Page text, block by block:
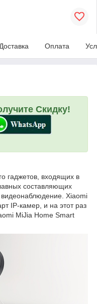
Доставка Оплата
Скидку!
гаджетов, входящих в
составляющих
Xiaomi
IP-камер, и на этот раз
MiJia Home Smart